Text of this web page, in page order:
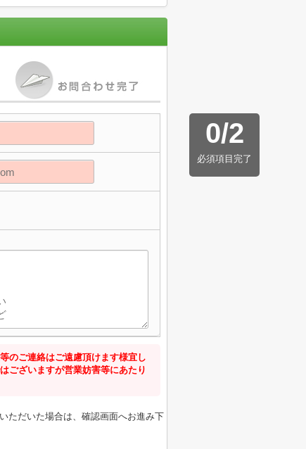
0/2
必須項目完了
のご連絡はご遠慮頂けます様宜し
ございますが営業妨害等にあたり
ただいた場合は、確認画面へお進み下